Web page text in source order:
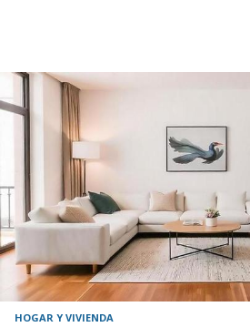
HOGAR Y VIVIENDA